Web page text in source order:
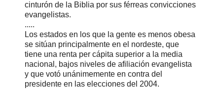
cinturón de la Biblia por sus férreas convicciones
evangelistas.
.....
Los estados en los que la gente es menos obesa
se sitúan principalmente en el nordeste, que
tiene una renta per cápita superior a la media
nacional, bajos niveles de afiliación evangelista
y que votó unánimemente en contra del
presidente en las elecciones del 2004.